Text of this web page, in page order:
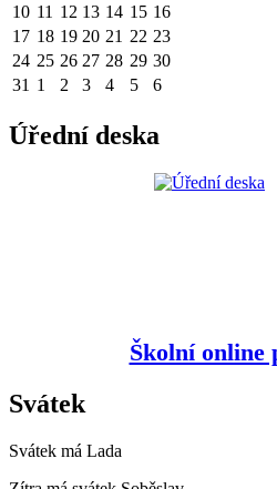
10 11 12 13 14 15 16
17 18 19 20 21 22 23
24 25 26 27 28 29 30
31 1 2 3 4 5 6
Úřední deska
Školní online
Svátek
Svátek má Lada